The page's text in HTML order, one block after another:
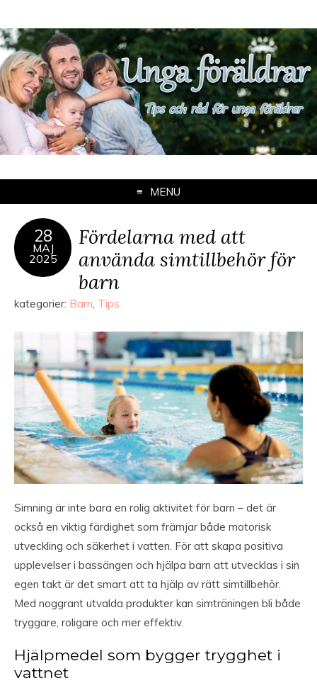
MENU
28
MAJ
2025
Fördelarna med att
använda simtillbehör för
barn
kategorier: Barn, Tips
Simning är inte bara en rolig aktivitet för barn – det är
också en viktig färdighet som främjar både motorisk
utveckling och säkerhet i vatten. För att skapa positiva
upplevelser i bassängen och hjälpa barn att utvecklas i sin
egen takt är det smart att ta hjälp av rätt simtillbehör.
Med noggrant utvalda produkter kan simträningen bli både
tryggare, roligare och mer effektiv.
Hjälpmedel som bygger trygghet i
vattnet